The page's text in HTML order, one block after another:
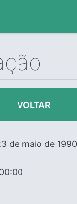
VOLTAR
de maio de 1990